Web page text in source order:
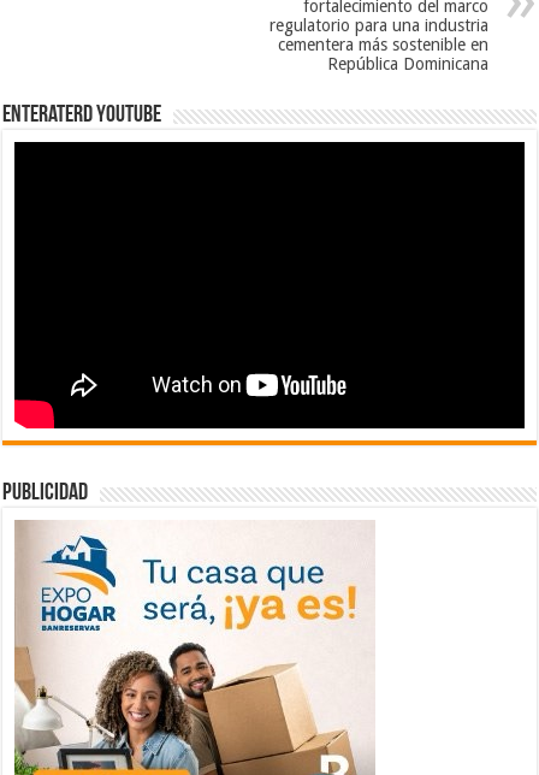
fortalecimiento del marco
regulatorio para una industria
cementera más sostenible en
República Dominicana
EnterateRD YOUTUBE
publicidad